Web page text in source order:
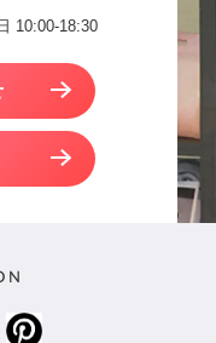
10:00-18:30